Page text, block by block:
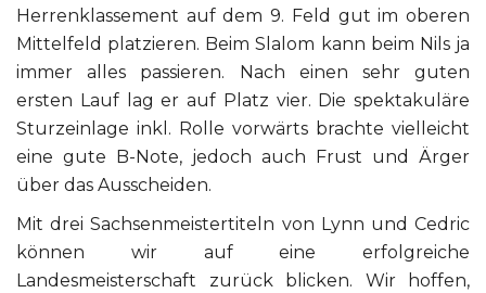
Herrenklassement auf dem 9. Feld gut im oberen
Mittelfeld platzieren. Beim Slalom kann beim Nils ja
immer alles passieren. Nach einen sehr guten
ersten Lauf lag er auf Platz vier. Die spektakuläre
Sturzeinlage inkl. Rolle vorwärts brachte vielleicht
eine gute B-Note, jedoch auch Frust und Ärger
über das Ausscheiden.
Mit drei Sachsenmeistertiteln von Lynn und Cedric
können wir auf eine erfolgreiche
Landesmeisterschaft zurück blicken. Wir hoffen,